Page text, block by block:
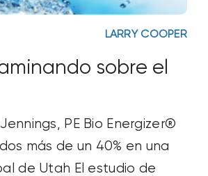
LARRY COOPER
sobre el
PE Bio Energizer®
más de un 40% en una
de Utah El estudio de